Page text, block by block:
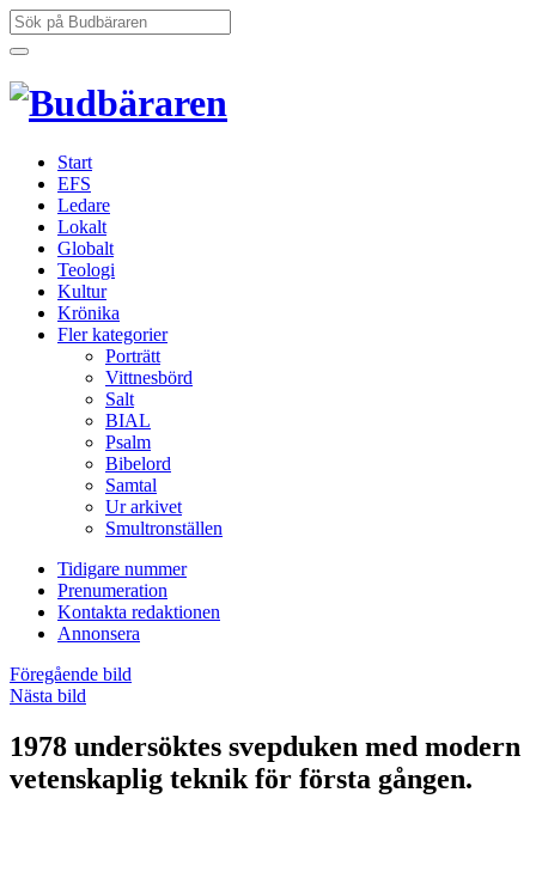
Hoppa
till
innehåll
Sök
efter:
Start
EFS
Ledare
Lokalt
Globalt
Teologi
Kultur
Krönika
Fler kategorier
Porträtt
Vittnesbörd
Salt
BIAL
Psalm
Bibelord
Samtal
Ur arkivet
Smultronställen
Tidigare nummer
Prenumeration
Kontakta redaktionen
Annonsera
Föregående bild
Nästa bild
1978 undersöktes svepduken med modern
vetenskaplig teknik för första gången.